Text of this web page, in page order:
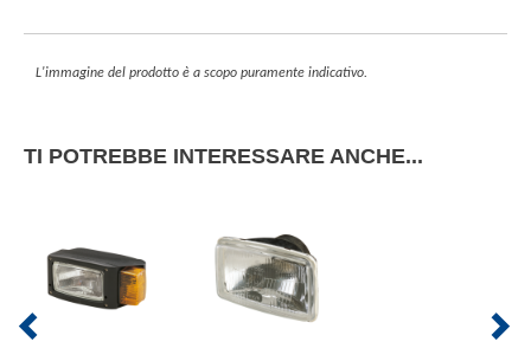
L'immagine del prodotto è a scopo puramente indicativo.
TI POTREBBE INTERESSARE ANCHE...